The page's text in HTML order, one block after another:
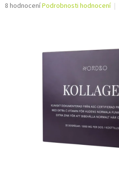
Průměrné
8 hodnoceníPodrobnosti hodnocení